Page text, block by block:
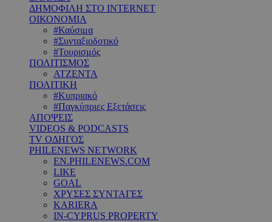
ΔΗΜΟΦΙΛΗ ΣΤΟ INTERNET
ΟΙΚΟΝΟΜΙΑ
#Καύσιμα
#Συνταξιοδοτικό
#Τουρισμός
ΠΟΛΙΤΙΣΜΟΣ
ΑΤΖΕΝΤΑ
ΠΟΛΙΤΙΚΗ
#Κυπριακό
#Παγκύπριες Εξετάσεις
ΑΠΟΨΕΙΣ
VIDEOS & PODCASTS
TV ΟΔΗΓΟΣ
PHILENEWS NETWORK
EN.PHILENEWS.COM
LIKE
GOAL
ΧΡΥΣΕΣ ΣΥΝΤΑΓΕΣ
KARIERA
IN-CYPRUS PROPERTY